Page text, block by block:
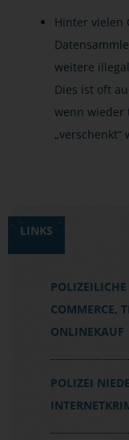
Hinter vielen
weitere
Dies ist oft
wenn wieder
„verschenkt“
LINKS
COMMERCE,
ONLINEKAUF
POLIZEI